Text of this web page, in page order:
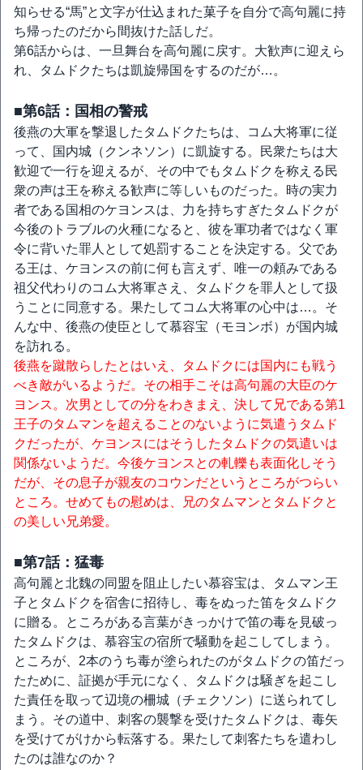
知らせる“馬”と文字が仕込まれた菓子を自分で高句麗に持
ち帰ったのだから間抜けた話しだ。
第6話からは、一旦舞台を高句麗に戻す。大歓声に迎えら
れ、タムドクたちは凱旋帰国をするのだが…。
■第6話：国相の警戒
後燕の大軍を撃退したタムドクたちは、コム大将軍に従
って、国内城（クンネソン）に凱旋する。民衆たちは大
歓迎で一行を迎えるが、その中でもタムドクを称える民
衆の声は王を称える歓声に等しいものだった。時の実力
者である国相のケヨンスは、力を持ちすぎたタムドクが
今後のトラブルの火種になると、彼を軍功者ではなく軍
令に背いた罪人として処罰することを決定する。父であ
る王は、ケヨンスの前に何も言えず、唯一の頼みである
祖父代わりのコム大将軍さえ、タムドクを罪人として扱
うことに同意する。果たしてコム大将軍の心中は…。そ
んな中、後燕の使臣として慕容宝（モヨンボ）が国内城
を訪れる。
後燕を蹴散らしたとはいえ、タムドクには国内にも戦う
べき敵がいるようだ。その相手こそは高句麗の大臣のケ
ヨンス。次男としての分をわきまえ、決して兄である第1
王子のタムマンを超えることのないように気遣うタムド
クだったが、ケヨンスにはそうしたタムドクの気遣いは
関係ないようだ。今後ケヨンスとの軋轢も表面化しそう
だが、その息子が親友のコウンだというところがつらい
ところ。せめてもの慰めは、兄のタムマンとタムドクと
の美しい兄弟愛。
■第7話：猛毒
高句麗と北魏の同盟を阻止したい慕容宝は、タムマン王
子とタムドクを宿舎に招待し、毒をぬった笛をタムドク
に贈る。ところがある言葉がきっかけで笛の毒を見破っ
たタムドクは、慕容宝の宿所で騒動を起こしてしまう。
ところが、2本のうち毒が塗られたのがタムドクの笛だっ
たために、証拠が手元になく、タムドクは騒ぎを起こし
た責任を取って辺境の柵城（チェクソン）に送られてし
まう。その道中、刺客の襲撃を受けたタムドクは、毒矢
を受けてがけから転落する。果たして刺客たちを遣わし
たのは誰なのか？